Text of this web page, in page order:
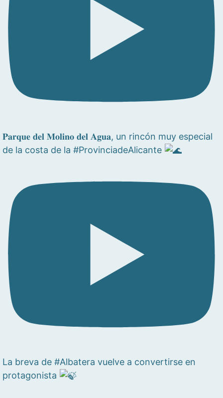
𝐏𝐚𝐫𝐪𝐮𝐞 𝐝𝐞𝐥 𝐌𝐨𝐥𝐢𝐧𝐨 𝐝𝐞𝐥 𝐀𝐠𝐮𝐚, un rincón muy especial
de la costa de la #ProvinciadeAlicante
La breva de #Albatera vuelve a convertirse en
protagonista